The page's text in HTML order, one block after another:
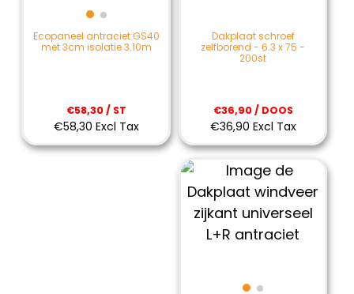
Ecopaneel antraciet GS40
met 3cm isolatie 3.10m
€58,30 / ST
€58,30 Excl Tax
Dakplaat schroef
zelfborend - 6.3 x 75 -
200st
€36,90 / DOOS
€36,90 Excl Tax